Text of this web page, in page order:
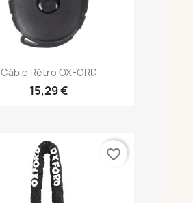
Aperçu rapide
Câble Rétro OXFORD
15,29 €
favorite_border